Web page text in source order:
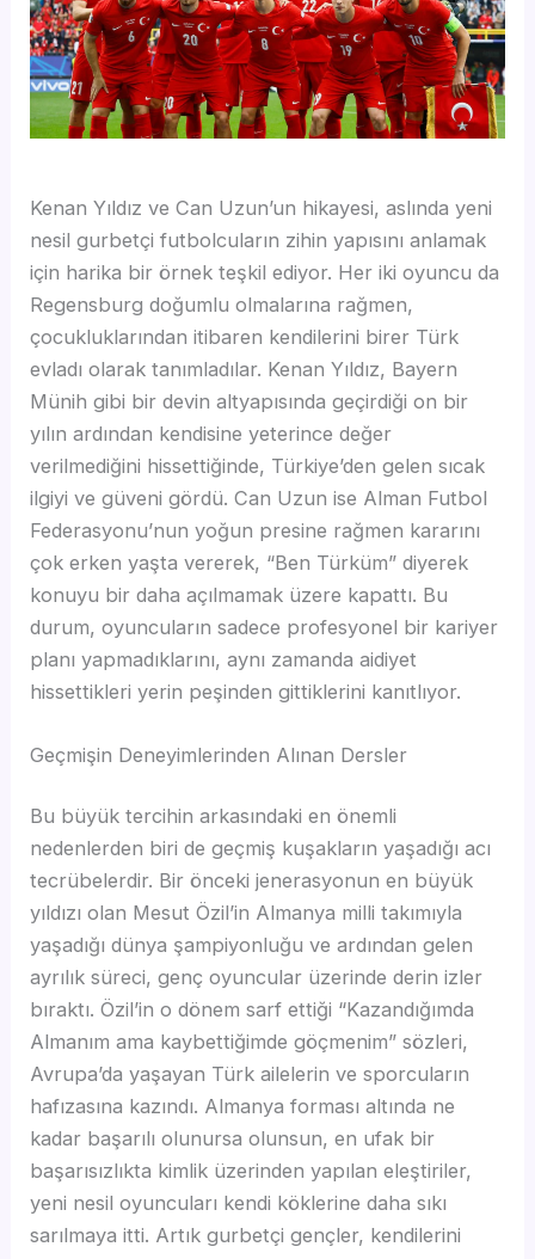
Kenan Yıldız ve Can Uzun’un hikayesi, aslında yeni
nesil gurbetçi futbolcuların zihin yapısını anlamak
için harika bir örnek teşkil ediyor. Her iki oyuncu da
Regensburg doğumlu olmalarına rağmen,
çocukluklarından itibaren kendilerini birer Türk
evladı olarak tanımladılar. Kenan Yıldız, Bayern
Münih gibi bir devin altyapısında geçirdiği on bir
yılın ardından kendisine yeterince değer
verilmediğini hissettiğinde, Türkiye’den gelen sıcak
ilgiyi ve güveni gördü. Can Uzun ise Alman Futbol
Federasyonu’nun yoğun presine rağmen kararını
çok erken yaşta vererek, “Ben Türküm” diyerek
konuyu bir daha açılmamak üzere kapattı. Bu
durum, oyuncuların sadece profesyonel bir kariyer
planı yapmadıklarını, aynı zamanda aidiyet
hissettikleri yerin peşinden gittiklerini kanıtlıyor.
Geçmişin Deneyimlerinden Alınan Dersler
Bu büyük tercihin arkasındaki en önemli
nedenlerden biri de geçmiş kuşakların yaşadığı acı
tecrübelerdir. Bir önceki jenerasyonun en büyük
yıldızı olan Mesut Özil’in Almanya milli takımıyla
yaşadığı dünya şampiyonluğu ve ardından gelen
ayrılık süreci, genç oyuncular üzerinde derin izler
bıraktı. Özil’in o dönem sarf ettiği “Kazandığımda
Almanım ama kaybettiğimde göçmenim” sözleri,
Avrupa’da yaşayan Türk ailelerin ve sporcuların
hafızasına kazındı. Almanya forması altında ne
kadar başarılı olunursa olunsun, en ufak bir
başarısızlıkta kimlik üzerinden yapılan eleştiriler,
yeni nesil oyuncuları kendi köklerine daha sıkı
sarılmaya itti. Artık gurbetçi gençler, kendilerini